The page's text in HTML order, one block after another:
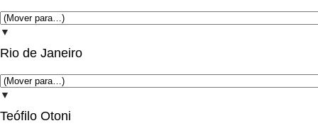
▼
Rio de Janeiro
▼
Teófilo Otoni